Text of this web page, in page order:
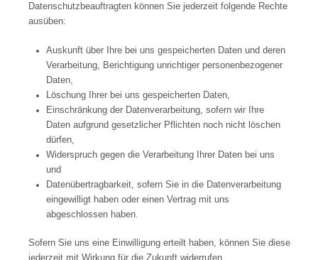
Datenschutzbeauftragten können Sie jederzeit folgende Rechte
ausüben:
Auskunft über Ihre bei uns gespeicherten Daten und deren
Verarbeitung, Berichtigung unrichtiger personenbezogener
Daten,
Löschung Ihrer bei uns gespeicherten Daten,
Einschränkung der Datenverarbeitung, sofern wir Ihre
Daten aufgrund gesetzlicher Pflichten noch nicht löschen
dürfen,
Widerspruch gegen die Verarbeitung Ihrer Daten bei uns
und
Datenübertragbarkeit, sofern Sie in die Datenverarbeitung
eingewilligt haben oder einen Vertrag mit uns
abgeschlossen haben.
Sofern Sie uns eine Einwilligung erteilt haben, können Sie diese
jederzeit mit Wirkung für die Zukunft widerrufen.